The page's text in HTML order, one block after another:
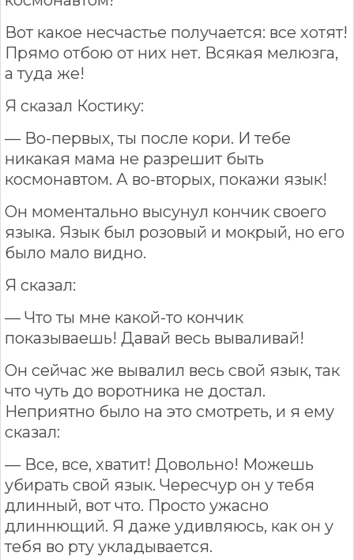
Вот какое несчастье получается: все хотят!
Прямо отбою от них нет. Всякая мелюзга,
а туда же!
Я сказал Костику:
— Во-первых, ты после кори. И тебе
никакая мама не разрешит быть
космонавтом. А во-вторых, покажи язык!
Он моментально высунул кончик своего
языка. Язык был розовый и мокрый, но его
было мало видно.
Я сказал:
— Что ты мне какой-то кончик
показываешь! Давай весь вываливай!
Он сейчас же вывалил весь свой язык, так
что чуть до воротника не достал.
Неприятно было на это смотреть, и я ему
сказал:
— Все, все, хватит! Довольно! Можешь
убирать свой язык. Чересчур он у тебя
длинный, вот что. Просто ужасно
длиннющий. Я даже удивляюсь, как он у
тебя во рту укладывается.